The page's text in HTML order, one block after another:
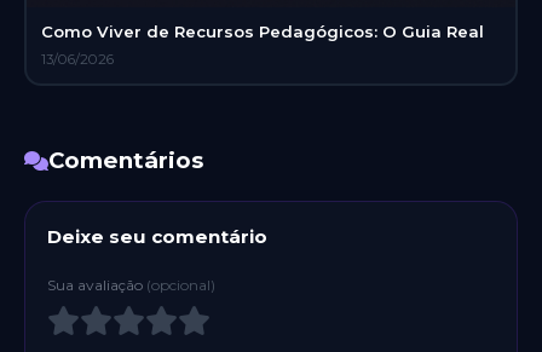
Como Viver de Recursos Pedagógicos: O Guia Real
13/06/2026
Comentários
Deixe seu comentário
Sua avaliação (opcional)